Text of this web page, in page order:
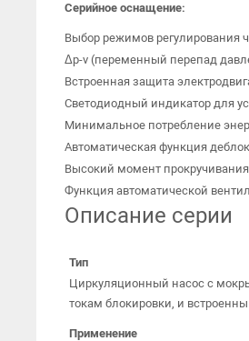
Серийное оснащение:
Выбор режимов регулирования
Δp-v (переменный перепад
Встроенная защита
Светодиодный индикатор для
Минимальное потребление
Автоматическая функция
Высокий момент прокручивания
Функция автоматической
Описание серии
Тип
Циркуляционный насос с
токам блокировки, и
Применение